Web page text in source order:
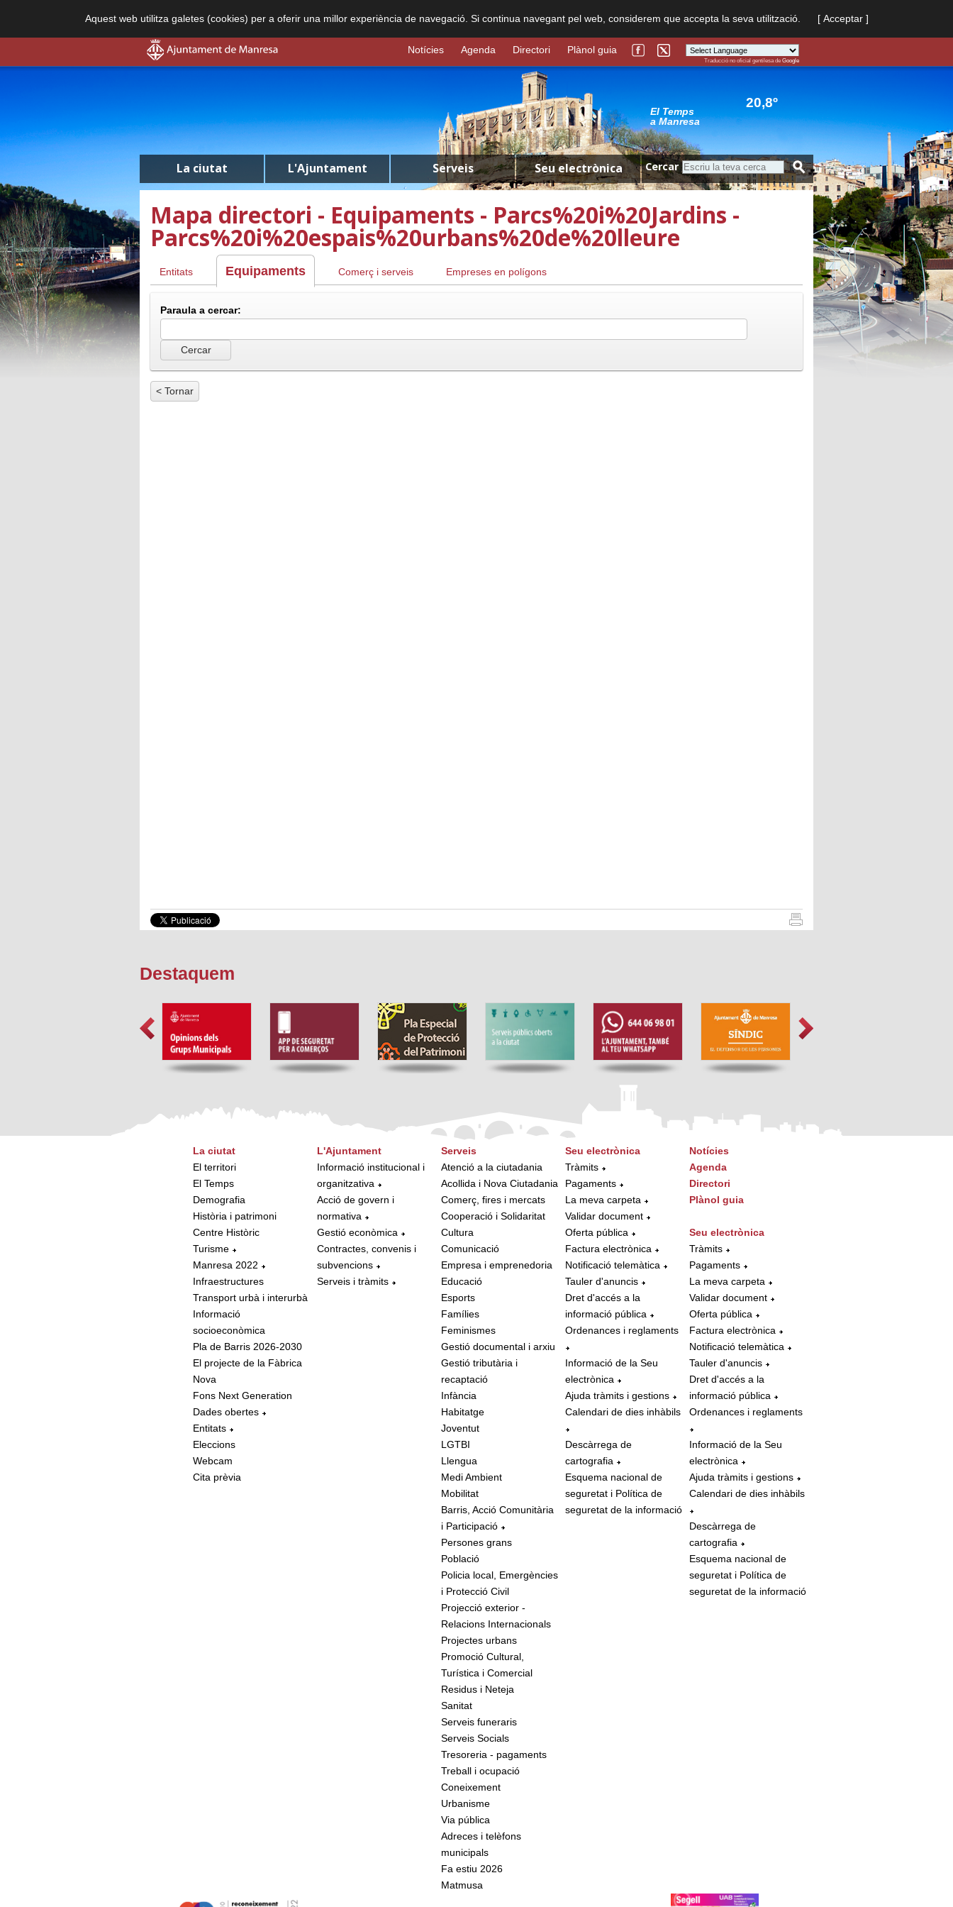
Aquest web utilitza galetes (cookies) per a oferir una millor experiència de navegació. Si continua navegant pel web, considerem que accepta la seva utilització. [ Acceptar ]
Powered by
Traducció no oficial gentilesa de Google
Notícies Agenda Directori Plànol guia
El Temps
a Manresa
20,8º
La ciutat L'Ajuntament Serveis Seu electrònica Cercar
Mapa directori - Equipaments - Parcs%20i%20Jardins -
Parcs%20i%20espais%20urbans%20de%20lleure
Entitats Equipaments Comerç i serveis Empreses en polígons
Paraula a cercar:
< Tornar
Destaquem
La ciutat
El territori
El Temps
Demografia
Història i patrimoni
Centre Històric
Turisme
Manresa 2022
Infraestructures
Transport urbà i interurbà
Informació
socioeconòmica
Pla de Barris 2026-2030
El projecte de la Fàbrica
Nova
Fons Next Generation
Dades obertes
Entitats
Eleccions
Webcam
Cita prèvia
L'Ajuntament
Informació institucional i
organitzativa
Acció de govern i
normativa
Gestió econòmica
Contractes, convenis i
subvencions
Serveis i tràmits
Serveis
Atenció a la ciutadania
Acollida i Nova Ciutadania
Comerç, fires i mercats
Cooperació i Solidaritat
Cultura
Comunicació
Empresa i emprenedoria
Educació
Esports
Famílies
Feminismes
Gestió documental i arxiu
Gestió tributària i
recaptació
Infància
Habitatge
Joventut
LGTBI
Llengua
Medi Ambient
Mobilitat
Barris, Acció Comunitària
i Participació
Persones grans
Població
Policia local, Emergències
i Protecció Civil
Projecció exterior -
Relacions Internacionals
Projectes urbans
Promoció Cultural,
Turística i Comercial
Residus i Neteja
Sanitat
Serveis funeraris
Serveis Socials
Tresoreria - pagaments
Treball i ocupació
Coneixement
Urbanisme
Via pública
Adreces i telèfons
municipals
Fa estiu 2026
Matmusa
Seu electrònica
Tràmits
Pagaments
La meva carpeta
Validar document
Oferta pública
Factura electrònica
Notificació telemàtica
Tauler d'anuncis
Dret d'accés a la
informació pública
Ordenances i reglaments
Informació de la Seu
electrònica
Ajuda tràmits i gestions
Calendari de dies inhàbils
Descàrrega de
cartografia
Esquema nacional de
seguretat i Política de
seguretat de la informació
Notícies
Agenda
Directori
Plànol guia
Seu electrònica
Tràmits
Pagaments
La meva carpeta
Validar document
Oferta pública
Factura electrònica
Notificació telemàtica
Tauler d'anuncis
Dret d'accés a la
informació pública
Ordenances i reglaments
Informació de la Seu
electrònica
Ajuda tràmits i gestions
Calendari de dies inhàbils
Descàrrega de
cartografia
Esquema nacional de
seguretat i Política de
seguretat de la informació